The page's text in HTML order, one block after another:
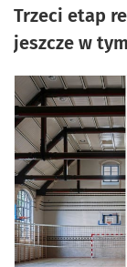
Trzeci etap
jeszcze w